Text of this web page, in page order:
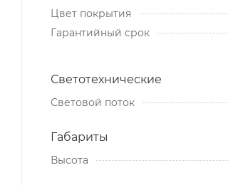
Цвет покрытия
Гарантийный срок
Светотехнические
Световой поток
Габариты
Высота